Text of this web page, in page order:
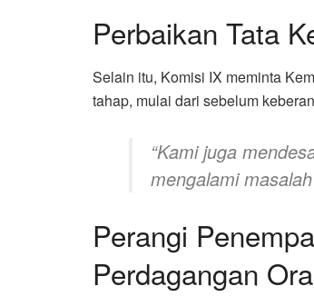
Perbaikan Tata
Selain itu, Komisi IX meminta
tahap, mulai dari sebelum
“Kami juga
mengalami
Perangi
Perdagangan